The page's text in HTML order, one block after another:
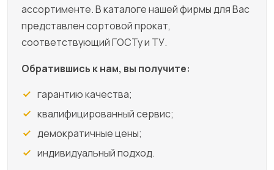
ассортименте. В каталоге нашей фирмы для Вас
представлен сортовой прокат,
соответствующий ГОСТу и ТУ.
Обратившись к нам, вы получите:
гарантию качества;
квалифицированный сервис;
демократичные цены;
индивидуальный подход.